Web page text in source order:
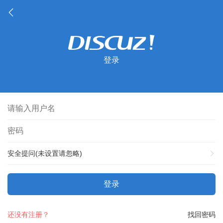
登录
安全提问(未设置请忽略)
登录
找回密码
还没有注册？